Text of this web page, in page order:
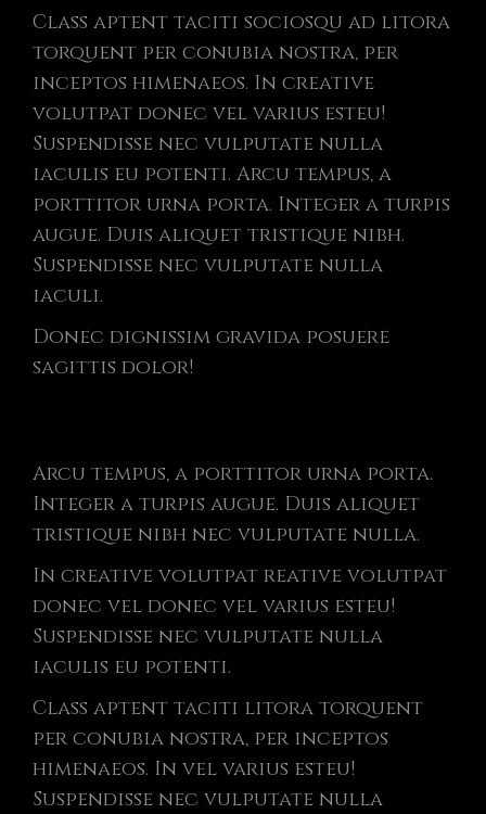
Class aptent taciti sociosqu ad litora
torquent per conubia nostra, per
inceptos himenaeos. In creative
volutpat donec vel varius esteu!
Suspendisse nec vulputate nulla
iaculis eu potenti. Arcu tempus, a
porttitor urna porta. Integer a turpis
augue. Duis aliquet tristique nibh.
Suspendisse nec vulputate nulla
iaculi.
Donec dignissim gravida posuere
sagittis dolor!
Arcu tempus, a porttitor urna porta.
Integer a turpis augue. Duis aliquet
tristique nibh nec vulputate nulla.
In creative volutpat reative volutpat
donec vel donec vel varius esteu!
Suspendisse nec vulputate nulla
iaculis eu potenti.
Class aptent taciti litora torquent
per conubia nostra, per inceptos
himenaeos. In vel varius esteu!
Suspendisse nec vulputate nulla